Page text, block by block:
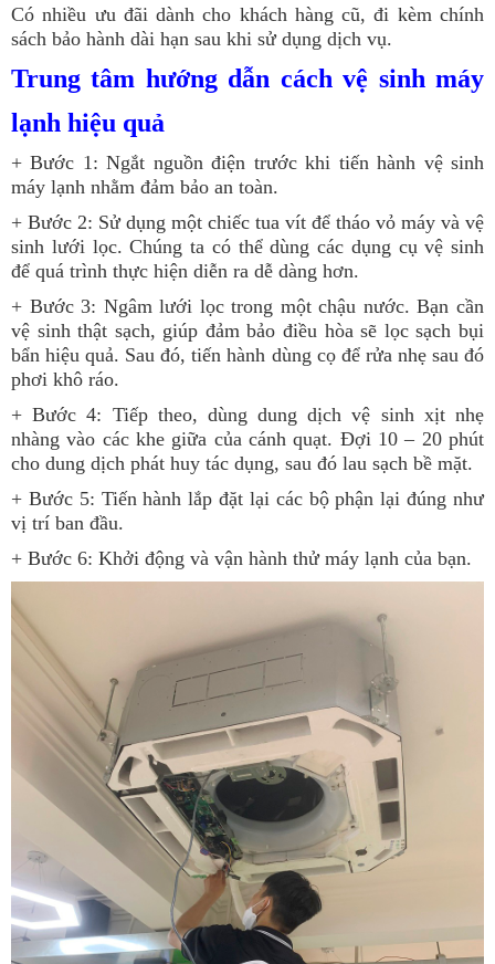
Có nhiều ưu đãi dành cho khách hàng cũ, đi kèm chính
sách bảo hành dài hạn sau khi sử dụng dịch vụ.
Trung tâm hướng dẫn cách vệ sinh máy
lạnh hiệu quả
+ Bước 1: Ngắt nguồn điện trước khi tiến hành vệ sinh
máy lạnh nhằm đảm bảo an toàn.
+ Bước 2: Sử dụng một chiếc tua vít để tháo vỏ máy và vệ
sinh lưới lọc. Chúng ta có thể dùng các dụng cụ vệ sinh
để quá trình thực hiện diễn ra dễ dàng hơn.
+ Bước 3: Ngâm lưới lọc trong một chậu nước. Bạn cần
vệ sinh thật sạch, giúp đảm bảo điều hòa sẽ lọc sạch bụi
bẩn hiệu quả. Sau đó, tiến hành dùng cọ để rửa nhẹ sau đó
phơi khô ráo.
+ Bước 4: Tiếp theo, dùng dung dịch vệ sinh xịt nhẹ
nhàng vào các khe giữa của cánh quạt. Đợi 10 – 20 phút
cho dung dịch phát huy tác dụng, sau đó lau sạch bề mặt.
+ Bước 5: Tiến hành lắp đặt lại các bộ phận lại đúng như
vị trí ban đầu.
+ Bước 6: Khởi động và vận hành thử máy lạnh của bạn.